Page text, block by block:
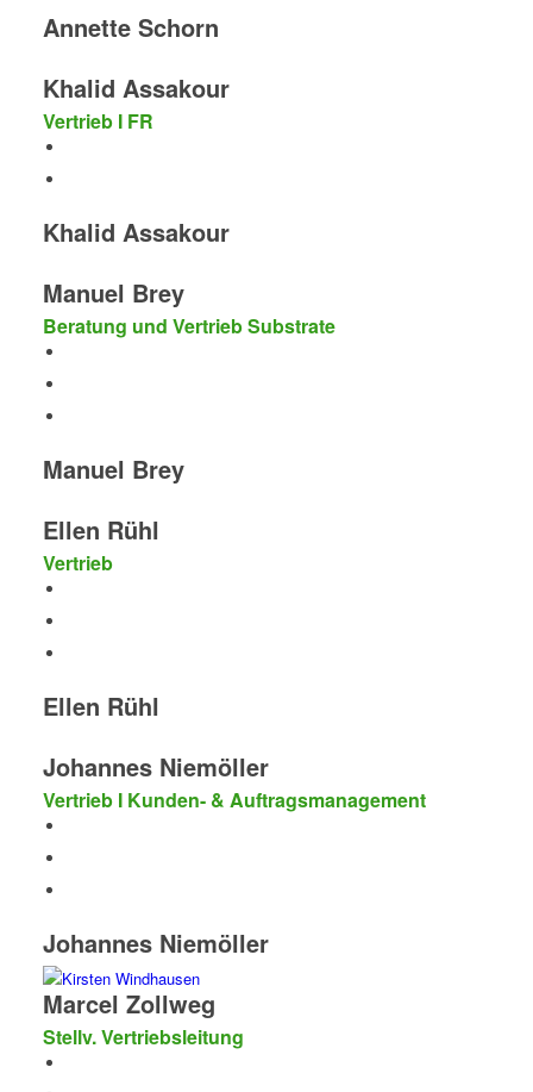
Annette Schorn
Khalid Assakour
Vertrieb I FR
Khalid Assakour
Manuel Brey
Beratung und Vertrieb Substrate
Manuel Brey
Ellen Rühl
Vertrieb
Ellen Rühl
Johannes Niemöller
Vertrieb I Kunden- & Auftragsmanagement
Johannes Niemöller
Marcel Zollweg
Stellv. Vertriebsleitung